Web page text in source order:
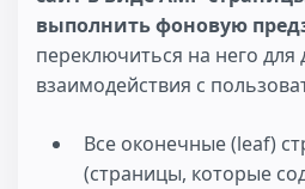
выполнить фоновую
переключиться на него
взаимодействия с
Все оконечные (leaf)
(страницы, которые